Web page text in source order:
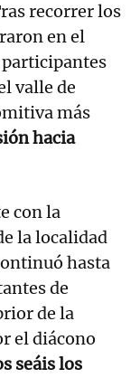
recorrer los
en el
participantes
valle de
más
hacia
con la
la localidad
hasta
de
de la
el diácono
seáis los